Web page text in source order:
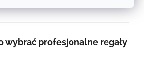
wybrać profesjonalne regały